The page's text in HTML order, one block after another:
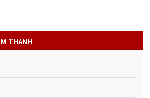
THANH